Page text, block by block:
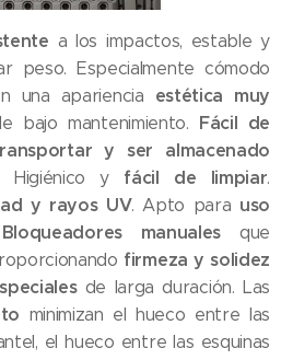
a los impactos, estable y
peso. Especialmente cómodo
una apariencia estética muy
bajo mantenimiento. Fácil de
y ser almacenado
Higiénico y fácil de limpiar.
y rayos UV. Apto para uso
Bloqueadores manuales que
firmeza y solidez
de larga duración. Las
minimizan el hueco entre las
el hueco entre las esquinas